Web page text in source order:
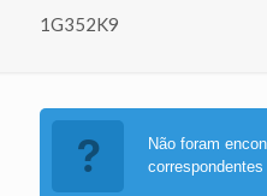
1G352K9
Não foram